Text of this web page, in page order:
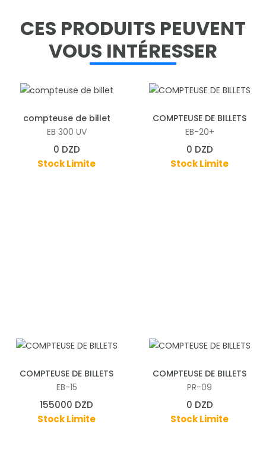
CES PRODUITS PEUVENT
VOUS INTÉRESSER
Ajouter aux pannier
compteuse de billet
EB 300 UV
0 DZD
Stock Limite
Ajouter aux pannier
COMPTEUSE DE BILLETS
EB-20+
0 DZD
Stock Limite
Ajouter aux pannier
COMPTEUSE DE BILLETS
EB-15
155000 DZD
Stock Limite
Ajouter aux pannier
COMPTEUSE DE BILLETS
PR-09
0 DZD
Stock Limite